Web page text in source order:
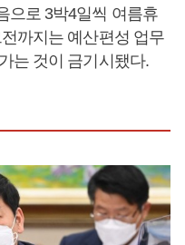
으로 3박4일씩 여름휴
까지는 예산편성 업무
는 것이 금기시됐다.